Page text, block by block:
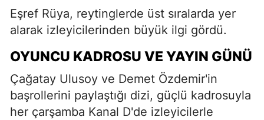
Eşref Rüya, reytinglerde üst sıralarda yer
alarak izleyicilerinden büyük ilgi gördü.
OYUNCU KADROSU VE YAYIN GÜNÜ
Çağatay Ulusoy ve Demet Özdemir'in
başrollerini paylaştığı dizi, güçlü kadrosuyla
her çarşamba Kanal D'de izleyicilerle